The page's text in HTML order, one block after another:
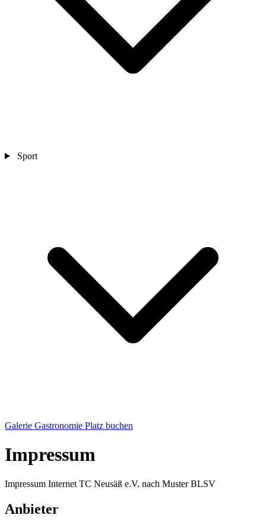
Sport
Galerie Gastronomie Platz buchen
Impressum
Impressum Internet TC Neusäß e.V. nach Muster BLSV
Anbieter